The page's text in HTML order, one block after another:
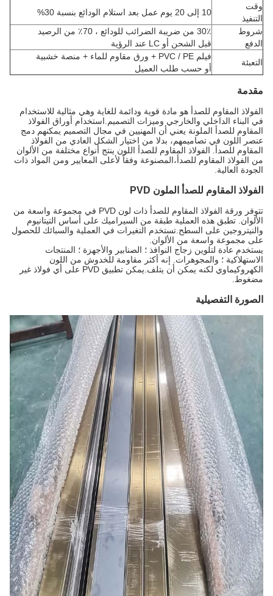
وقت
التنفيذ
10 إلى 20 يوم عمل بعد استلام الودائع بنسبة 30%
شروط
الدفع
30٪ من ضريبة الضرائب للودائع ، 70٪ من الرصيد
قبل الشحن أو LC عند الرؤية
التعبئة
فيلم PVC / PE + ورق مقاوم للماء + منصة خشبية
أو حسب طلب العميل
مقدمة
الفولاذ المقاوم للصدأ هو مادة قوية ودائمة للغاية وهي مثالية للاستخدام
في البناء الداخلي والخارجي وميزات التصميم.استخدام أوراق الفولاذ
المقاوم للصدأ الملونة يعني أن المهنيين في مجال التصميم يمكنهم دمج
عنصر اللون في تصاميمهم، بدلا من اختيار الشكل العادي من الفولاذ
المقاوم للصدأ. الفولاذ المقاوم للصدأ اللون ينتج أنواع مختلفة من الألوان
من الفولاذ المقاوم للصدأ،المصنوعة وفقاً لأعلى المعايير ومن المواد ذات
الجودة العالية.
الفولاذ المقاوم للصدأ الملون PVD
تتوفر ورقة الفولاذ المقاوم للصدأ ذات لون PVD في مجموعة واسعة من
الألوان. تطبق هذه العملية طبقة من السيراميك على أساس التيتانيوم
والنيتروجين على السطح.تستخدم التغيرات في العملية والسبائك للحصول
على مجموعة واسعة من الألوان.
يستخدم عادة لتلوين زجاج النوافذ ؛ الصنابير والأجهزة ؛ المنتجات
الاستهلاكية ؛ والمجوهرات. إنه أكثر مقاومة للخدوش من اللون
الكهروكيماوي لكنه يمكن أن يتلف.يمكن تطبيق PVD على أي فولاذ غير
مضغوط.
الصورة التفصيلية